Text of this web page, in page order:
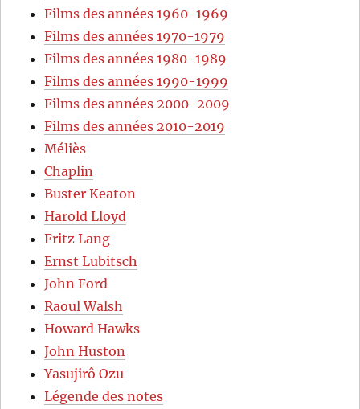
Films des années 1960-1969
Films des années 1970-1979
Films des années 1980-1989
Films des années 1990-1999
Films des années 2000-2009
Films des années 2010-2019
Méliès
Chaplin
Buster Keaton
Harold Lloyd
Fritz Lang
Ernst Lubitsch
John Ford
Raoul Walsh
Howard Hawks
John Huston
Yasujirô Ozu
Légende des notes